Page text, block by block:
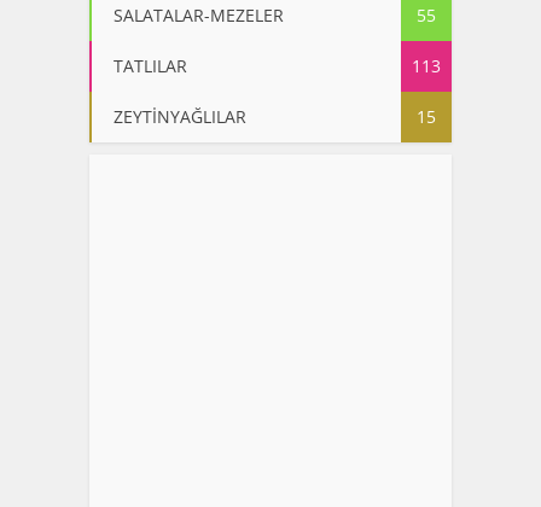
SALATALAR-MEZELER 55
TATLILAR 113
ZEYTİNYAĞLILAR 15